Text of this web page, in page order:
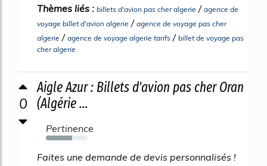
Thèmes liés : billets d'avion pas cher algerie / agence de
voyage billet d'avion algerie / agence de voyage pas cher
algerie / agence de voyage algerie tarifs / billet de voyage pas
cher algerie
0
Aigle Azur : Billets d'avion pas cher Oran
(Algérie ...
Pertinence
63%
Faites une demande de devis personnalisés !